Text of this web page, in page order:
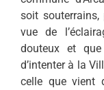
soit souterrains,
vue de
douteux et
d’intenter à la
celle que vient